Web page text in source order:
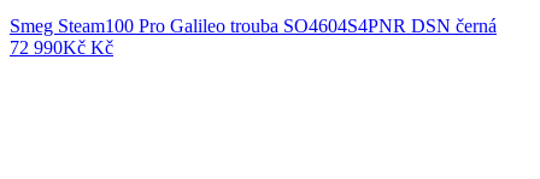
Smeg Steam100 Pro Galileo trouba SO4604S4PNR DSN černá
72 990Kč Kč